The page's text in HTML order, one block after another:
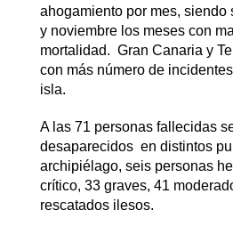
ahogamiento por mes, siendo
y noviembre los meses con
mortalidad. Gran Canaria y
con más número de
isla.
A las 71 personas fallecidas
desaparecidos en distintos
archipiélago, seis personas
crítico, 33 graves, 41
rescatados ilesos.